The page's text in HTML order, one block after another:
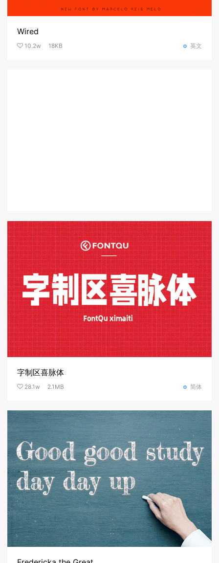
Wired
10.2w 18KB 英文
字制区喜脉体
28.1w 2.1MB 简体